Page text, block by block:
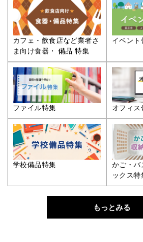
カフェ・飲食店など業者さ
ま向け食器・ 備品 特集
イベント
ファイル特集 オフィス
学校備品特集
かご・バ
ックス特
もっとみる